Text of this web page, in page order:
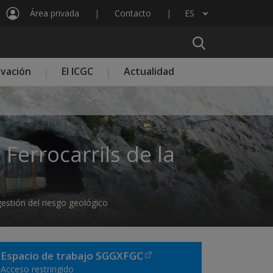
Área privada Contacto ES
Lista adicional de acciones
El ICGC Actualidad
de la
del riesgo geológico
Espacio de trabajo SGGXFGC
Acceso restringido